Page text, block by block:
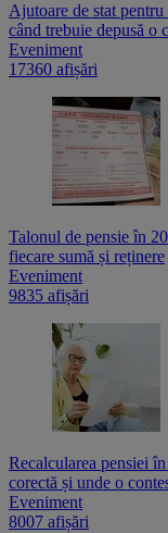
Ajutoare de stat
când trebuie depusă o
Eveniment
17360 afișări
Talonul de pensie în
fiecare sumă și reținere
Eveniment
9835 afișări
Recalcularea pensiei
corectă și unde o
Eveniment
8007 afișări